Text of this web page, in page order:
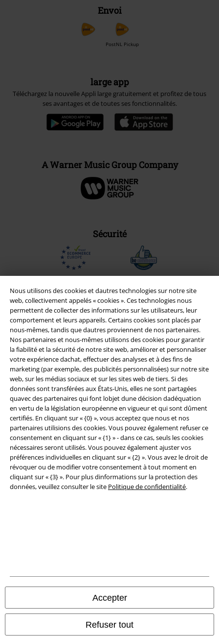
Nous utilisons des cookies et dautres technologies sur notre site
web, collectivement appelés « cookies ». Ces technologies nous
permettent de collecter des informations sur les utilisateurs, leur
comportement et leurs appareils. Certains cookies sont placés par
nous-mêmes, tandis que dautres proviennent de nos partenaires.
Nos partenaires et nous-mêmes utilisons des cookies pour garantir
la fiabilité et la sécurité de notre site web, améliorer et personnaliser
votre expérience dachat, effectuer des analyses et à des fins de
marketing (par exemple, des publicités personnalisées) sur notre site
web, sur les médias sociaux et sur les sites web de tiers. Si des
données sont transférées aux États-Unis, elles ne sont partagées
quavec des partenaires qui font lobjet dune décision dadéquation
en vertu de la législation européenne en vigueur et qui sont dûment
certifiés. En cliquant sur « {0} », vous acceptez que nous et nos
partenaires utilisions des cookies. Vous pouvez également refuser ce
consentement en cliquant sur « {1} » - dans ce cas, seuls les cookies
nécessaires seront utilisés. Vous pouvez également ajuster vos
préférences individuelles en cliquant sur « {2} ». Vous avez le droit de
révoquer ou de modifier votre consentement à tout moment en
cliquant sur « {3} ». Pour plus dinformations sur la protection des
données, veuillez consulter le site Politique de confidentialité.
Accepter
Refuser tout
Envoi
PostNL Pickup
large app
Téléchargez la nouvelle Appli large gratuitement et profitez de tous
ses avantages et de toutes ses fonctionnalités.
A Warner Music Group Company
Sécurité
Légal
Conditions générales
Éditeur
Clauses de confidentialité
Élimination des déchets et protection de l'environnement
Déclaration de Conformité